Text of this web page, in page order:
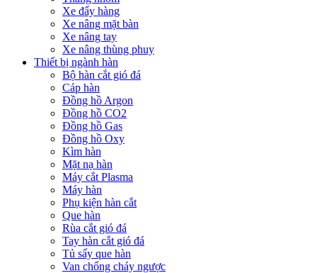
Xe đẩy hàng
Xe nâng mặt bàn
Xe nâng tay
Xe nâng thùng phuy
Thiết bị ngành hàn
Bộ hàn cắt gió đá
Cáp hàn
Đồng hồ Argon
Đồng hồ CO2
Đồng hồ Gas
Đồng hồ Oxy
Kìm hàn
Mặt nạ hàn
Máy cắt Plasma
Máy hàn
Phụ kiện hàn cắt
Que hàn
Rùa cắt gió đá
Tay hàn cắt gió đá
Tủ sấy que hàn
Van chống cháy ngược